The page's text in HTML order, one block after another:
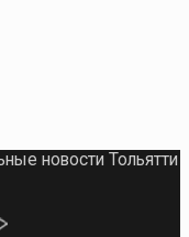
новости Тольятти